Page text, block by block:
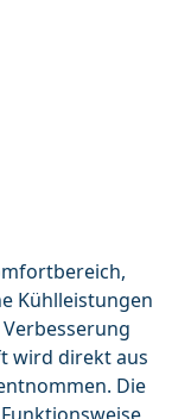
Kühlleistungen
wird direkt aus
Die